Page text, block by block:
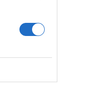
Salernitana,
Starita al
all’operazione